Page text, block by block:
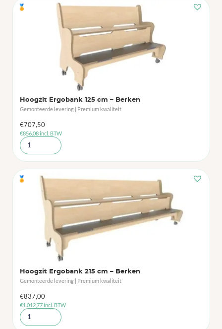
🏅
Hoogzit Ergobank 125 cm – Berken
Gemonteerde levering | Premium kwaliteit
€707,50
€856,08incl. BTW
🏅
Hoogzit Ergobank 215 cm – Berken
Gemonteerde levering | Premium kwaliteit
€837,00
€1.012,77incl. BTW